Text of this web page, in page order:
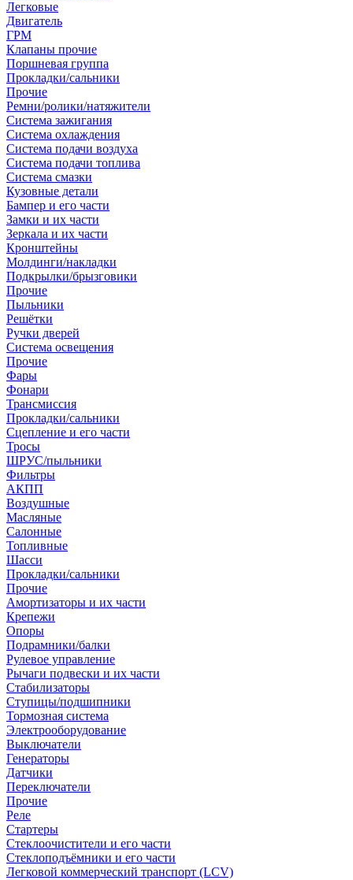
Легковые
Двигатель
ГРМ
Клапаны прочие
Поршневая группа
Прокладки/сальники
Прочие
Ремни/ролики/натяжители
Система зажигания
Система охлаждения
Система подачи воздуха
Система подачи топлива
Система смазки
Кузовные детали
Бампер и его части
Замки и их части
Зеркала и их части
Кронштейны
Молдинги/накладки
Подкрылки/брызговики
Прочие
Пыльники
Решётки
Ручки дверей
Система освещения
Прочие
Фары
Фонари
Трансмиссия
Прокладки/сальники
Сцепление и его части
Тросы
ШРУС/пыльники
Фильтры
АКПП
Воздушные
Масляные
Салонные
Топливные
Шасси
Прокладки/сальники
Прочие
Амортизаторы и их части
Крепежи
Опоры
Подрамники/балки
Рулевое управление
Рычаги подвески и их части
Стабилизаторы
Ступицы/подшипники
Тормозная система
Электрооборудование
Выключатели
Генераторы
Датчики
Переключатели
Прочие
Реле
Стартеры
Стеклоочистители и его части
Стеклоподъёмники и его части
Легковой коммерческий транспорт (LCV)